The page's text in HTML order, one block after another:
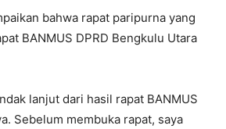
bahwa rapat paripurna yang
BANMUS DPRD Bengkulu Utara
lanjut dari hasil rapat BANMUS
Sebelum membuka rapat, saya